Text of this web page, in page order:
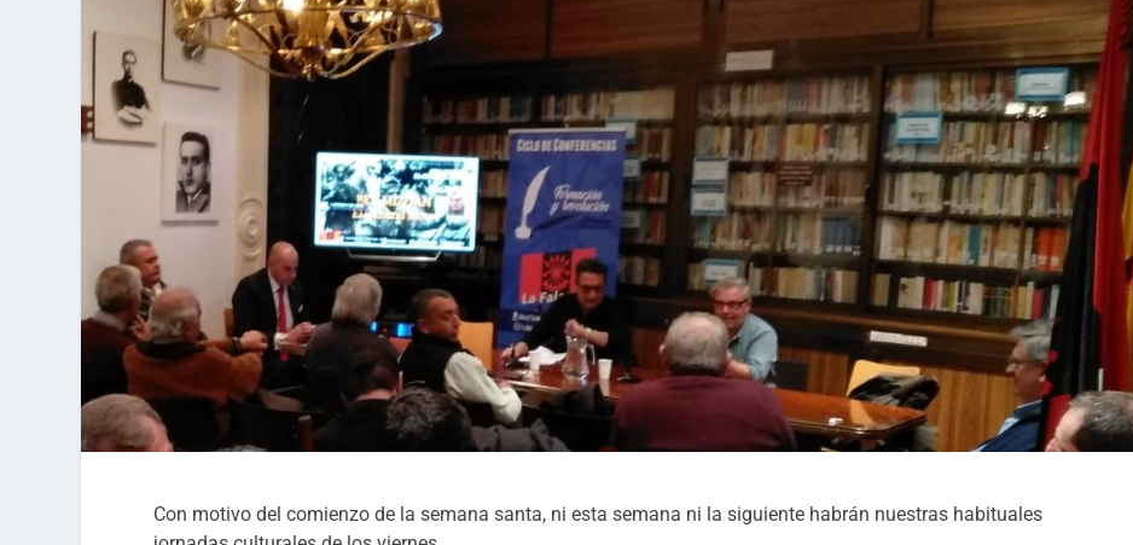
Con motivo del comienzo de la semana santa, ni esta semana ni la siguiente habrán nuestras habituales